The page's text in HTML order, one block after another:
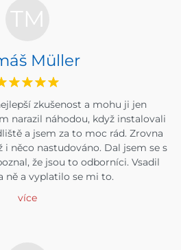
TM
Müller
zkušenost a mohu ji jen
narazil náhodou, když instalovali
a jsem za to moc rád. Zrovna
i něco nastudováno. Dal jsem se s
že jsou to odborníci. Vsadil
ně a vyplatilo se mi to.
více